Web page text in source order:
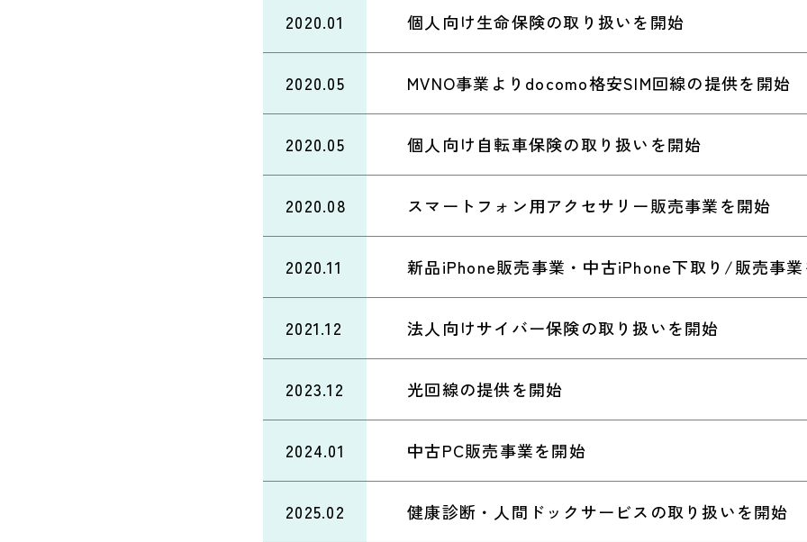
2020.01 個人向け生命保険の取り扱いを開始
2020.05 MVNO事業よりdocomo格安SIM回線の提供を開始
2020.05 個人向け自転車保険の取り扱いを開始
2020.08 スマートフォン用アクセサリー販売事業を開始
2020.11 新品iPhone販売事業・中古iPhone下取り/販売事
2021.12 法人向けサイバー保険の取り扱いを開始
2023.12 光回線の提供を開始
2024.01 中古PC販売事業を開始
2025.02 健康診断・人間ドックサービスの取り扱いを開始